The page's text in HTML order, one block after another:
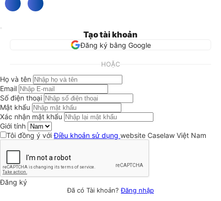
Tạo tài khoản
Đăng ký bằng Google
HOẶC
Họ và tên
Email
Số điện thoại
Mật khẩu
Xác nhận mật khẩu
Giới tính
Tôi đồng ý vớiĐiều khoản sử dụng website Caselaw Việt Nam
Đăng ký
Đã có Tài khoản?Đăng nhập